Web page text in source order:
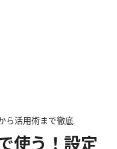
ら活用術まで徹底
使う！設定